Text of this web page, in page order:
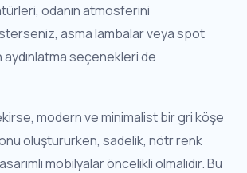
odanın atmosferini
asma lambalar veya spot
aydınlatma seçenekleri de
modern ve minimalist bir gri köşe
oluştururken, sadelik, nötr renk
mobilyalar öncelikli olmalıdır. Bu